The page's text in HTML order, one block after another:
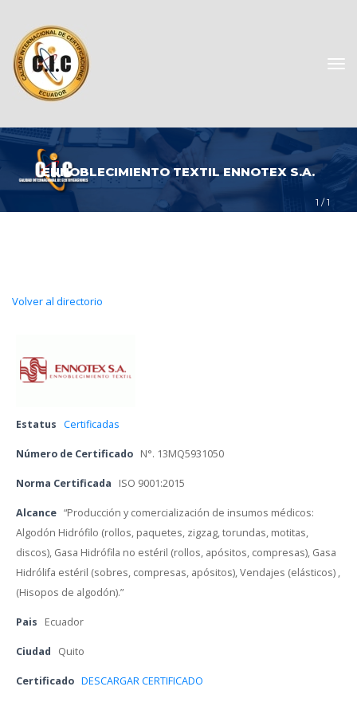
1 / 1
ENNOBLECIMIENTO TEXTIL ENNOTEX S.A.
Volver al directorio
Estatu Certificada
Número de Certificado N°. 13MQ5931050
Norma Certificada ISO 9001:2015
Alcance “Producción y comercialización de insumos médicos:
Algodón Hidrófilo (rollos, paquetes, zigzag, torundas, motitas,
discos), Gasa Hidrófila no estéril (rollos, apósitos, compresas), Gasa
Hidrólifa estéril (sobres, compresas, apósitos), Vendajes (elásticos) ,
(Hisopos de algodón).”
Pai Ecuador
Ciudad Quito
Certificado DESCARGAR CERTIFICADO